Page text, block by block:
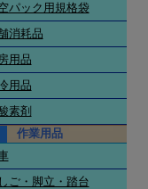
パック用規格袋
消耗品
用品
用品
素剤
作業用品
ご・脚立・踏台